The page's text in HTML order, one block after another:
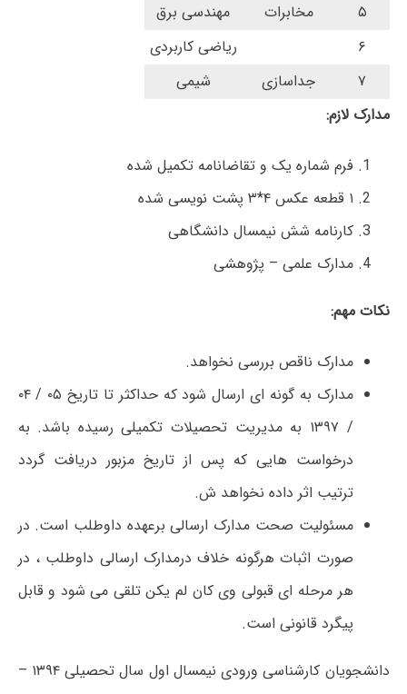
۵
مخابرات
مهندسی برق
۶
ریاضی کاربردی
۷
جداسازی
شیمی
مدارک لازم:
فرم شماره یک و تقاضانامه تکمیل شده
۱ قطعه عکس ۴*۳ پشت نویسی شده
کارنامه شش نیمسال دانشگاهی
مدارک علمی – پژوهشی
نکات مهم:
مدارک ناقص بررسی نخواهد.
مدارک به گونه ای ارسال شود که حداکثر تا تاریخ ۰۵ / ۰۴
/ ۱۳۹۷ به مدیریت تحصیلات تکمیلی رسیده باشد. به
درخواست هایی که پس از تاریخ مزبور دریافت گردد
ترتیب اثر داده نخواهد ش.
مسئولیت صحت مدارک ارسالی برعهده داوطلب است. در
صورت اثبات هرگونه خلاف درمدارک ارسالی داوطلب ، در
هر مرحله ای قبولی وی کان لم یکن تلقی می شود و قابل
پیگرد قانونی است.
دانشجویان کارشناسی ورودی نیمسال اول سال تحصیلی ۱۳۹۴ –